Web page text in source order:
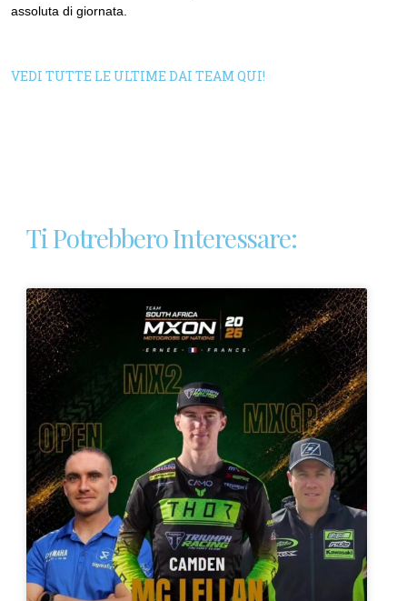
assoluta di giornata.
VEDI TUTTE LE ULTIME DAI TEAM QUI!
Ti Potrebbero Interessare: